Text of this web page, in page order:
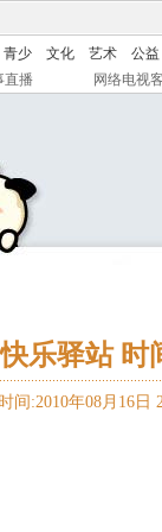
青少 文化 艺术 公益
直播 网络电视
快乐驿站 时
间:2010年08月16日